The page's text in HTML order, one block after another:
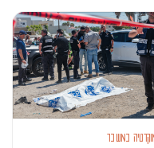
במשבר